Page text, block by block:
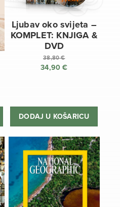
Ljubav oko svijeta –
KOMPLET: KNJIGA &
DVD
38,80€
Izvorna
38,80 €.
34,90€
34,90 €.
DODAJ U KOŠARICU